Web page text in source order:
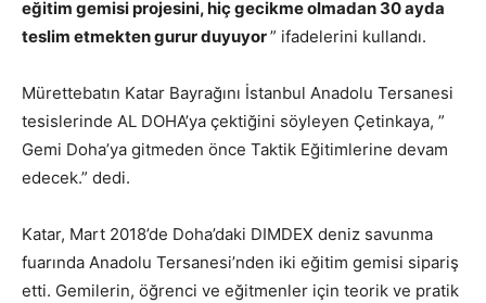
eğitim gemisi projesini, hiç gecikme olmadan 30 ayda
teslim etmekten gurur duyuyor” ifadelerini kullandı.
Mürettebatın Katar Bayrağını İstanbul Anadolu Tersanesi
tesislerinde AL DOHA’ya çektiğini söyleyen Çetinkaya, ”
Gemi Doha’ya gitmeden önce Taktik Eğitimlerine devam
edecek.” dedi.
Katar, Mart 2018’de Doha’daki DIMDEX deniz savunma
fuarında Anadolu Tersanesi’nden iki eğitim gemisi sipariş
etti. Gemilerin, öğrenci ve eğitmenler için teorik ve pratik